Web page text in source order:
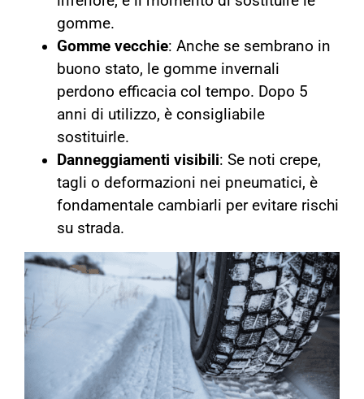
gomme.
Gomme vecchie: Anche se sembrano in
buono stato, le gomme invernali
perdono efficacia col tempo. Dopo 5
anni di utilizzo, è consigliabile
sostituirle.
Danneggiamenti visibili: Se noti crepe,
tagli o deformazioni nei pneumatici, è
fondamentale cambiarli per evitare rischi
su strada.